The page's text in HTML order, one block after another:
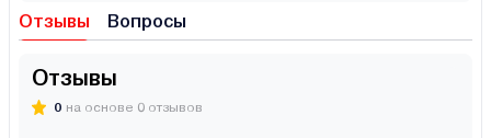
Отзывы Вопросы
Отзывы
0 на основе 0 отзывов